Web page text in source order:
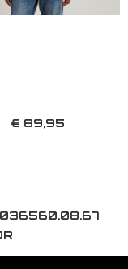
€ 89,95
I036560.08.67